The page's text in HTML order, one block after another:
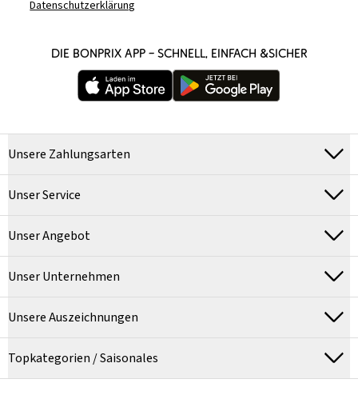
Datenschutzerklärung
DIE BONPRIX APP – SCHNELL, EINFACH &SICHER
Unsere Zahlungsarten
Unser Service
Unser Angebot
Unser Unternehmen
Unsere Auszeichnungen
Topkategorien / Saisonales